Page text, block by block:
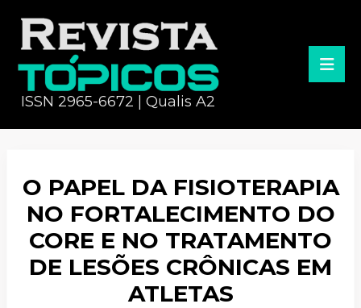
ISSN 2965-6672 | Qualis A2
O PAPEL DA FISIOTERAPIA
NO FORTALECIMENTO DO
CORE E NO TRATAMENTO
DE LESÕES CRÔNICAS EM
ATLETAS